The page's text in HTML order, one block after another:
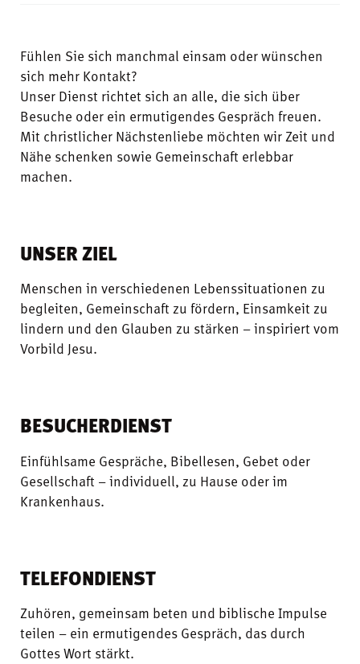
Fühlen Sie sich manchmal einsam oder wünschen
sich mehr Kontakt?
Unser Dienst richtet sich an alle, die sich über
Besuche oder ein ermutigendes Gespräch freuen.
Mit christlicher Nächstenliebe möchten wir Zeit und
Nähe schenken sowie Gemeinschaft erlebbar
machen.
UNSER ZIEL
Menschen in verschiedenen Lebenssituationen zu
begleiten, Gemeinschaft zu fördern, Einsamkeit zu
lindern und den Glauben zu stärken – inspiriert vom
Vorbild Jesu.
BESUCHERDIENST
Einfühlsame Gespräche, Bibellesen, Gebet oder
Gesellschaft – individuell, zu Hause oder im
Krankenhaus.
TELEFONDIENST
Zuhören, gemeinsam beten und biblische Impulse
teilen – ein ermutigendes Gespräch, das durch
Gottes Wort stärkt.